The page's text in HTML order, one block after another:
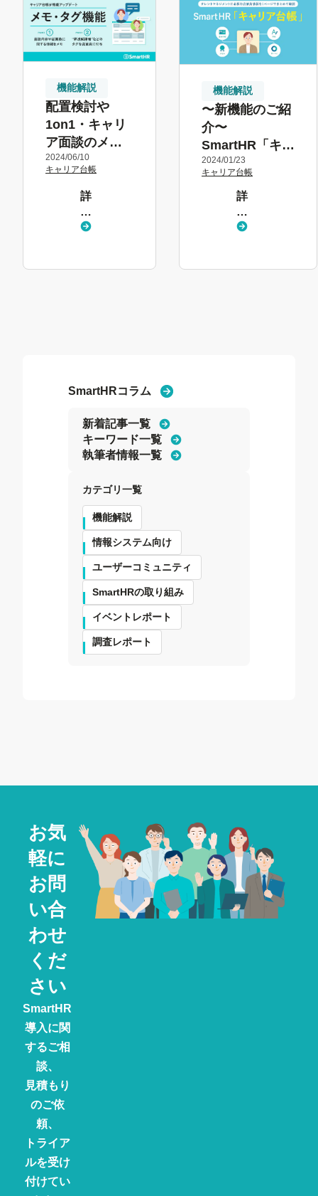
機能解説
配置検討や
1on1・キャリ
ア面談のメモ
を記録・管理
「メモ・タグ
機能」
2024/06/10
キャリア台帳
詳
し
く
機能解説
〜新機能のご紹
介〜
SmartHR「キャ
リア台帳」の3
つの特徴
2024/01/23
キャリア台帳
詳
し
く
SmartHRコラム
新着記事一覧
キーワード一覧
執筆者情報一覧
カテゴリ一覧
機能解説
情報システム向け
ユーザーコミュニティ
SmartHRの取り組み
イベントレポート
調査レポート
お気
軽に
お問
い合
わせ
くだ
さい
SmartHR
導入に関
するご相
談、
見積もり
のご依
頼、
トライア
ルを受け
付けてい